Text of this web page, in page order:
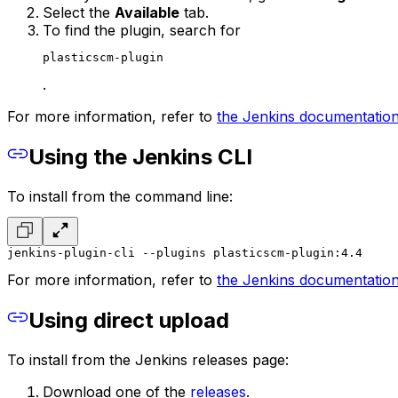
Select the Available tab.
To find the plugin, search for
plasticscm-plugin
.
For more information, refer to the Jenkins
Using the Jenkins CLI
To install from the command line:
jenkins-plugin-cli --plugins plasticscm-plugin:4.4
For more information, refer to the Jenkins
Using direct upload
To install from the Jenkins releases page:
Download one of the releases.